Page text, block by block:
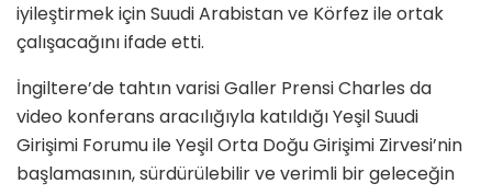
iyileştirmek için Suudi Arabistan ve Körfez ile ortak
çalışacağını ifade etti.
İngiltere’de tahtın varisi Galler Prensi Charles da
video konferans aracılığıyla katıldığı Yeşil Suudi
Girişimi Forumu ile Yeşil Orta Doğu Girişimi Zirvesi’nin
başlamasının, sürdürülebilir ve verimli bir geleceğin